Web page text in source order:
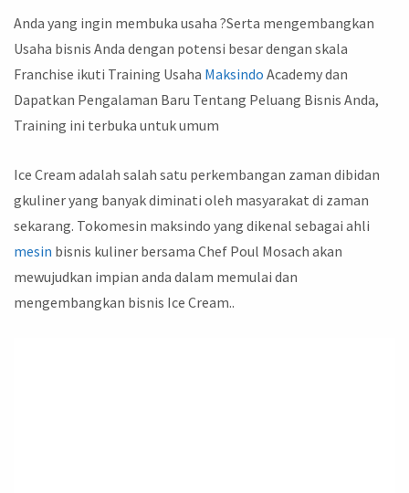
Anda yang ingin membuka usaha ?Serta mengembangkan
Usaha bisnis Anda dengan potensi besar dengan skala
Franchise ikuti Training Usaha Maksindo Academy dan
Dapatkan Pengalaman Baru Tentang Peluang Bisnis Anda,
Training ini terbuka untuk umum
Ice Cream adalah salah satu perkembangan zaman dibidan
gkuliner yang banyak diminati oleh masyarakat di zaman
sekarang. Tokomesin maksindo yang dikenal sebagai ahli
mesin bisnis kuliner bersama Chef Poul Mosach akan
mewujudkan impian anda dalam memulai dan
mengembangkan bisnis Ice Cream..